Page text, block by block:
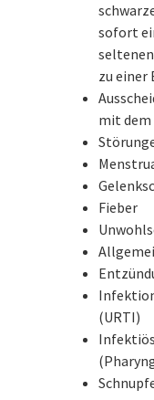
sofort
zu
mit dem
Fieber
(URTI)